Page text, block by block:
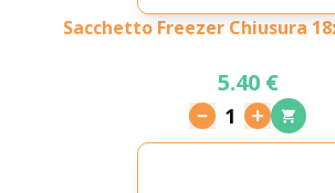
Sacchetto Freezer Chiusura
5.40 €
1